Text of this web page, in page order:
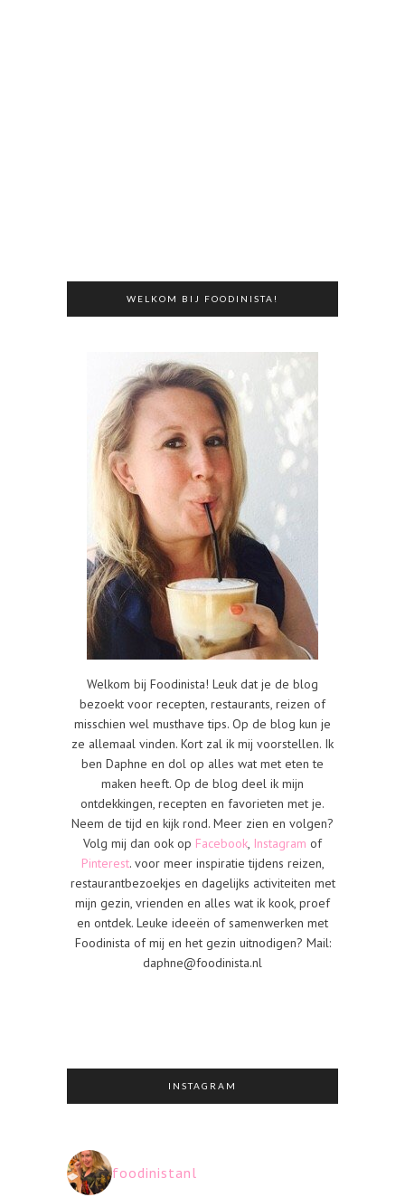
WELKOM BIJ FOODINISTA!
Welkom bij Foodinista! Leuk dat je de blog
bezoekt voor recepten, restaurants, reizen of
misschien wel musthave tips. Op de blog kun je
ze allemaal vinden. Kort zal ik mij voorstellen. Ik
ben Daphne en dol op alles wat met eten te
maken heeft. Op de blog deel ik mijn
ontdekkingen, recepten en favorieten met je.
Neem de tijd en kijk rond. Meer zien en volgen?
Volg mij dan ook op Facebook, Instagram of
Pinterest. voor meer inspiratie tijdens reizen,
restaurantbezoekjes en dagelijks activiteiten met
mijn gezin, vrienden en alles wat ik kook, proef
en ontdek. Leuke ideeën of samenwerken met
Foodinista of mij en het gezin uitnodigen? Mail:
daphne@foodinista.nl
INSTAGRAM
foodinistanl